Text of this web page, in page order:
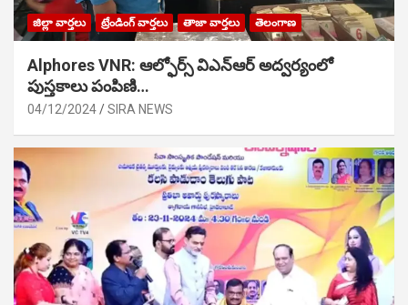
జిల్లా వార్తలు ట్రేండింగ్ వార్తలు తాజా వార్తలు తెలంగాణ
Alphores VNR: ఆల్ఫోర్స్ విఎన్ఆర్ అద్వర్యంలో
పుస్తకాలు పంపిణి…
04/12/2024 SIRA NEWS